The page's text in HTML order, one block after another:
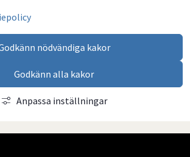
nödvändiga kakor
Godkänn alla kakor
Anpassa inställningar